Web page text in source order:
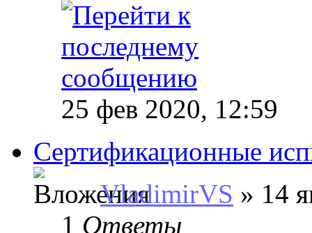
25 фев 2020, 12:59
Сертификационные
VladimirVS » 14
1 Ответы